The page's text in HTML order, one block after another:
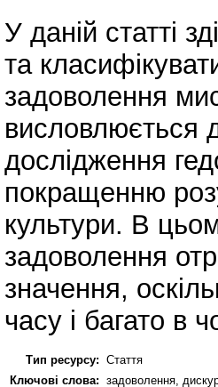
У даній статті
та
задоволення
висловлюється
дослідження
покращенню
культури. В
задоволення
значення,
часу і багато в
Тип ресурсу: Стаття
Ключові слова: задоволення,